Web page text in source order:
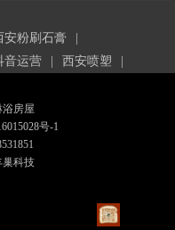
安粉刷石膏
音运营 西安喷塑
房屋
号-1
巢科技